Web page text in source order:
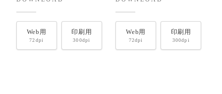
Web用
72dpi
印刷用
300dpi
Web用
72dpi
印刷用
300dpi